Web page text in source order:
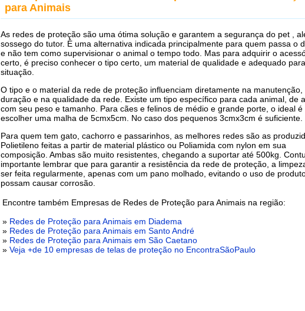
para Animais
As redes de proteção são uma ótima solução e garantem a segurança do pet ,
sossego do tutor. É uma alternativa indicada principalmente para quem passa o
e não tem como supervisionar o animal o tempo todo. Mas para adquirir o
certo, é preciso conhecer o tipo certo, um material de qualidade e adequado
situação.
O tipo e o material da rede de proteção influenciam diretamente na manutenção,
duração e na qualidade da rede. Existe um tipo específico para cada animal, de
com seu peso e tamanho. Para cães e felinos de médio e grande porte, o ideal é
escolher uma malha de 5cmx5cm. No caso dos pequenos 3cmx3cm é suficiente.
Para quem tem gato, cachorro e passarinhos, as melhores redes são as
Polietileno feitas a partir de material plástico ou Poliamida com nylon em sua
composição. Ambas são muito resistentes, chegando a suportar até 500kg.
importante lembrar que para garantir a resistência da rede de proteção, a
ser feita regularmente, apenas com um pano molhado, evitando o uso de
possam causar corrosão.
Encontre também Empresas de Redes de Proteção para Animais na região:
» Redes de Proteção para Animais em Diadema
» Redes de Proteção para Animais em Santo André
» Redes de Proteção para Animais em São Caetano
» Veja +de 10 empresas de telas de proteção no EncontraSãoPaulo